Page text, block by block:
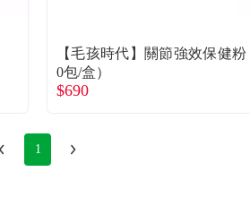
【毛孩時代】關節強效保健粉
0包/盒）
$690
1